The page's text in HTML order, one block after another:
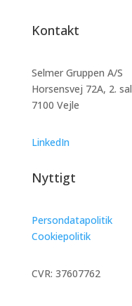
Kontakt
Selmer Gruppen A/S
Horsensvej 72A, 2. sal
7100 Vejle
LinkedIn
Nyttigt
Persondatapolitik
Cookiepolitik
CVR: 37607762